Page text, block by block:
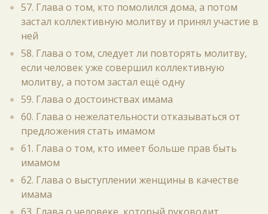
57. Глава о том, кто помолился дома, а потом
застал коллективную молитву и принял участие в
ней
58. Глава о том, следует ли повторять молитву,
если человек уже совершил коллективную
молитву, а потом застал ещё одну
59. Глава о достоинствах имама
60. Глава о нежелательности отказываться от
предложения стать имамом
61. Глава о том, кто имеет больше прав быть
имамом
62. Глава о выступлении женщины в качестве
имама